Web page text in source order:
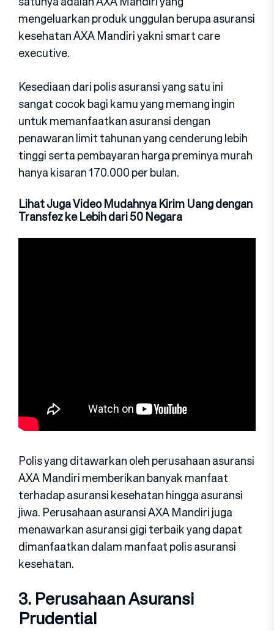
mengeluarkan produk unggulan berupa asuransi
kesehatan AXA Mandiri yakni smart care
executive.
Kesediaan dari polis asuransi yang satu ini
sangat cocok bagi kamu yang memang ingin
untuk memanfaatkan asuransi dengan
penawaran limit tahunan yang cenderung lebih
tinggi serta pembayaran harga preminya murah
hanya kisaran 170.000 per bulan.
Lihat Juga Video Mudahnya Kirim Uang dengan
Transfez ke Lebih dari 50 Negara
Polis yang ditawarkan oleh perusahaan asuransi
AXA Mandiri memberikan banyak manfaat
terhadap asuransi kesehatan hingga asuransi
jiwa. Perusahaan asuransi AXA Mandiri juga
menawarkan asuransi gigi terbaik yang dapat
dimanfaatkan dalam manfaat polis asuransi
kesehatan.
3. Perusahaan Asuransi
Prudential